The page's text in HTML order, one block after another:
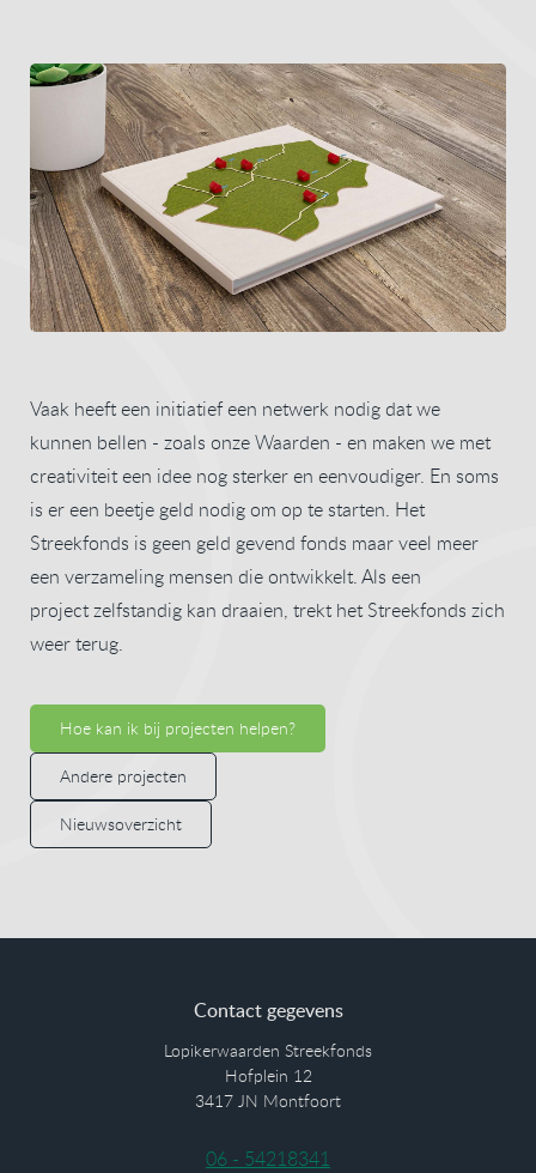
Vaak heeft een initiatief een netwerk nodig dat we
kunnen bellen - zoals onze Waarden - en maken we met
creativiteit een idee nog sterker en eenvoudiger. En soms
is er een beetje geld nodig om op te starten. Het
Streekfonds is geen geld gevend fonds maar veel meer
een verzameling mensen die ontwikkelt. Als een
project zelfstandig kan draaien, trekt het Streekfonds zich
weer terug.
Hoe kan ik bij projecten helpen?
Andere projecten
Nieuwsoverzicht
Contact gegevens
Lopikerwaarden Streekfonds
Hofplein 12
3417 JN Montfoort
06 - 54218341